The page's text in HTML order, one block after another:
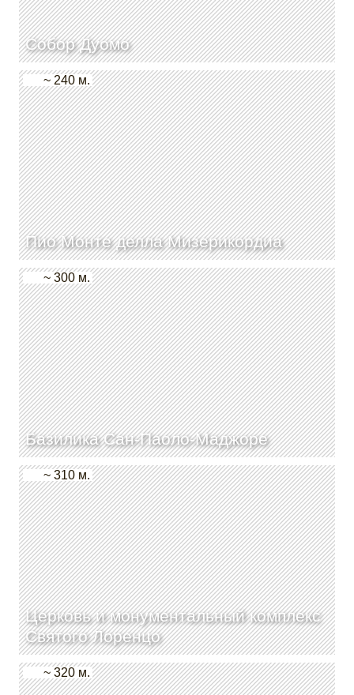
Собор Дуомо
Пио Монте делла Мизерикордиа
~ 240 м.
Базилика Сан-Паоло-Маджоре
~ 300 м.
Церковь и монументальный комплекс
Святого Лоренцо
~ 310 м.
~ 320 м.